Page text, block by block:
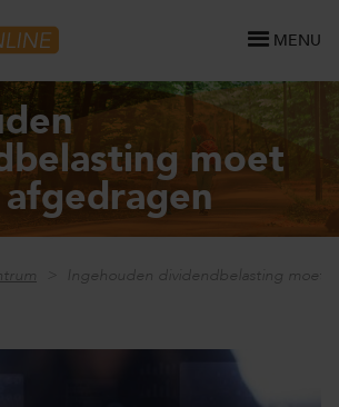
MENU
moet
Ingehouden dividendbelasting moet